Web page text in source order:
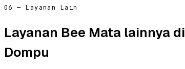
06 — Layanan Lain
Layanan Bee Mata lainnya di
Dompu